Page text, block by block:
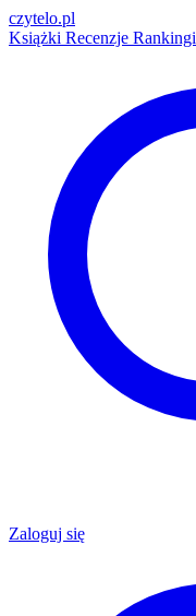
czytelo.pl
Książki Recenzje Rankingi
Zaloguj się